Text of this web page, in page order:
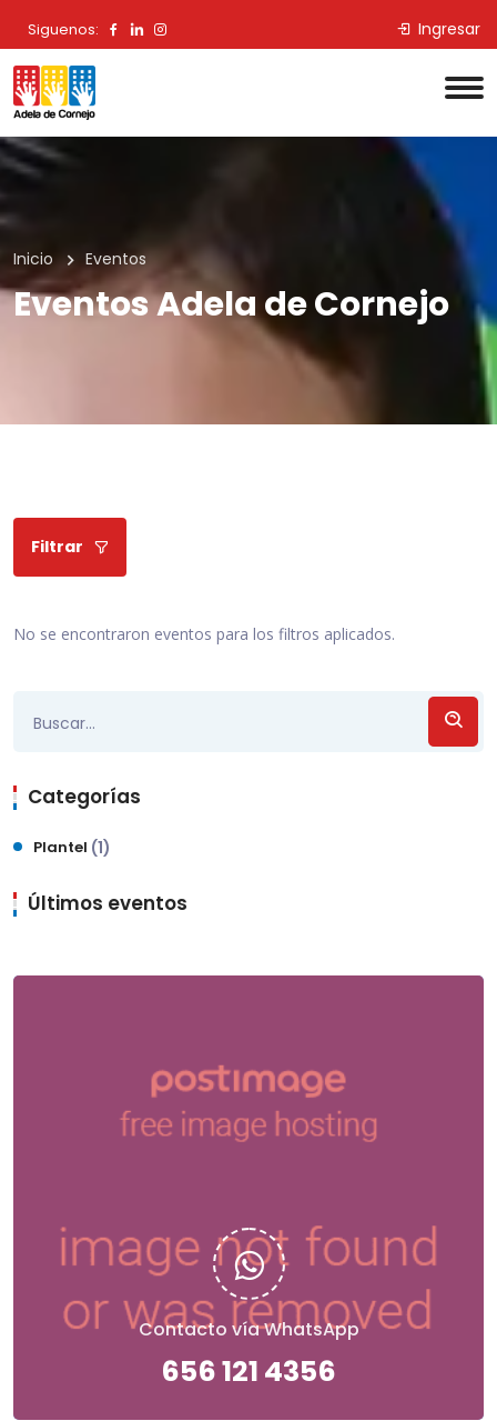
Siguenos: Ingresar
Inicio Eventos
Eventos Adela de Cornejo
Filtrar
No se encontraron eventos para los filtros aplicados.
Categorías
Plantel (1)
Últimos eventos
Contacto vía WhatsApp
656 121 4356